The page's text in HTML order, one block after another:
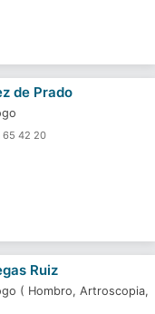
de Prado
65 42 20
Ruiz
( Hombro, Artroscopia,